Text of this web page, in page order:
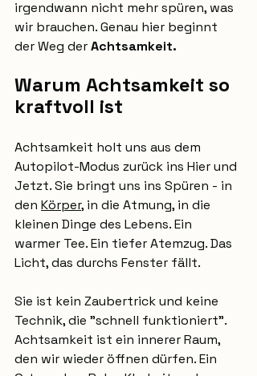
irgendwann nicht mehr spüren, was
wir brauchen. Genau hier beginnt
der Weg der Achtsamkeit.
Warum Achtsamkeit so
kraftvoll ist
Achtsamkeit holt uns aus dem
Autopilot-Modus zurück ins Hier und
Jetzt. Sie bringt uns ins Spüren - in
den Körper, in die Atmung, in die
kleinen Dinge des Lebens. Ein
warmer Tee. Ein tiefer Atemzug. Das
Licht, das durchs Fenster fällt.
Sie ist kein Zaubertrick und keine
Technik, die "schnell funktioniert".
Achtsamkeit ist ein innerer Raum,
den wir wieder öffnen dürfen. Ein